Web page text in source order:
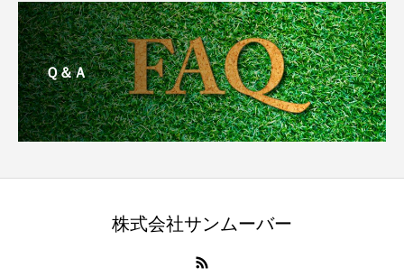
Ｑ＆Ａ
株式会社サンムーバー